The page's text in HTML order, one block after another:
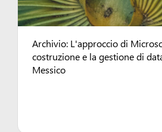
Archivio: L'approccio di
costruzione e la gestione di
Messico